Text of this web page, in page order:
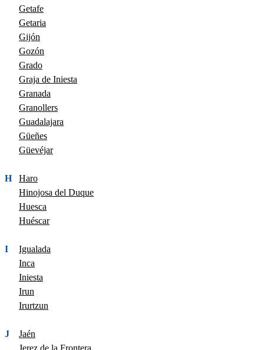
Getafe
Getaria
Gijón
Gozón
Grado
Graja de Iniesta
Granada
Granollers
Guadalajara
Güeñes
Güevéjar
H
Haro
Hinojosa del Duque
Huesca
Huéscar
I
Igualada
Inca
Iniesta
Irun
Irurtzun
J
Jaén
Jerez de la Frontera